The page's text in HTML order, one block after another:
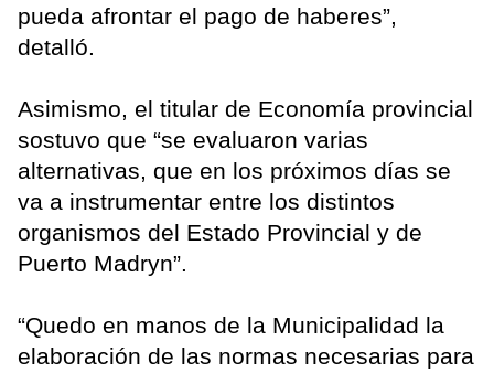
pueda afrontar el pago de haberes”,
detalló.
Asimismo, el titular de Economía provincial
sostuvo que “se evaluaron varias
alternativas, que en los próximos días se
va a instrumentar entre los distintos
organismos del Estado Provincial y de
Puerto Madryn”.
“Quedo en manos de la Municipalidad la
elaboración de las normas necesarias para